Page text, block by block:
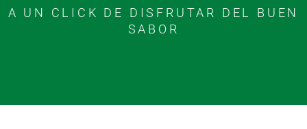
A UN CLICK DE DISFRUTAR DEL BUEN
SABOR